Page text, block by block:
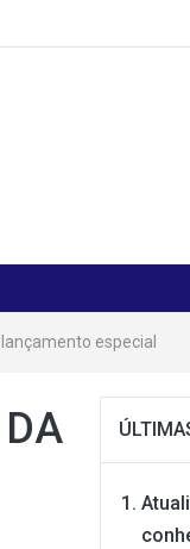
especial